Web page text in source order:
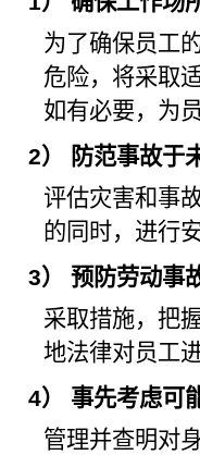
为了确保员工
危险，将采取
如有必要，为
2） 防范事故于
评估灾害和事
的同时，进行
3） 预防劳动事
采取措施，把
地法律对员工
4） 事先考虑可
管理并查明对